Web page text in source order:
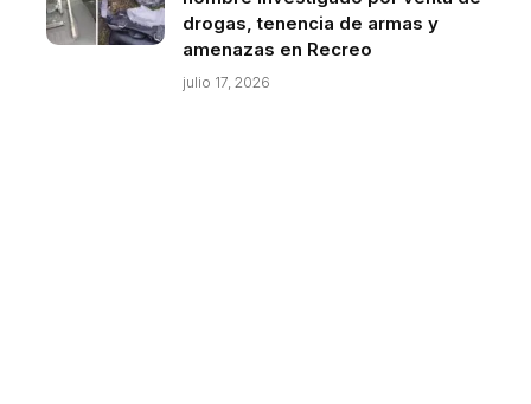
drogas, tenencia de armas y
amenazas en Recreo
julio 17, 2026